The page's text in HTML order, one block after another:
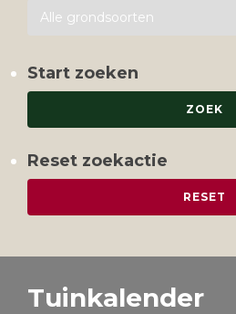
Start zoeken
Reset zoekactie
Tuinkalender